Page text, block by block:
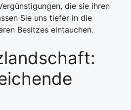
die sie ihren
Sie uns tiefer in die
Besitzes eintauchen.